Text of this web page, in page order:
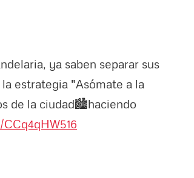
ya saben separar sus
estrategia "Asómate a la
de la ciudad🏙️haciendo